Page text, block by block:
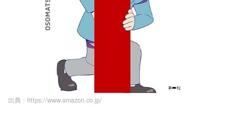
出典 : https://www.amazon.co.jp/